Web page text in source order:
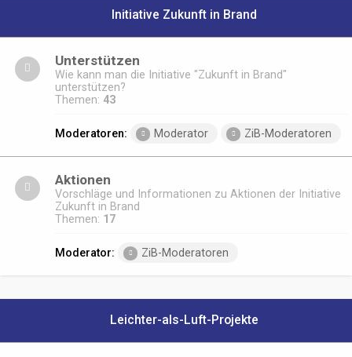
Initiative Zukunft in Brand
Unterstützen
Wie kann man die Initiative "Zukunft in Brand"
unterstützen?
Themen: 43
Moderatoren: Moderator ZiB-Moderatoren
Aktionen
Vorschläge und Informationen zu Aktionen der Initiative
Zukunft in Brand
Themen: 17
Moderator: ZiB-Moderatoren
Leichter-als-Luft-Projekte